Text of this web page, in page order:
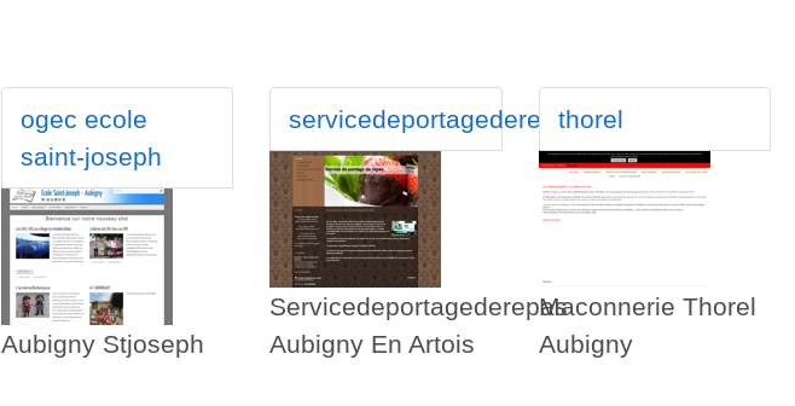
ogec ecole
saint-joseph
Aubigny Stjoseph
servicedeportagederepas
Servicedeportagederepas
Aubigny En Artois
thorel
Maconnerie Thorel
Aubigny